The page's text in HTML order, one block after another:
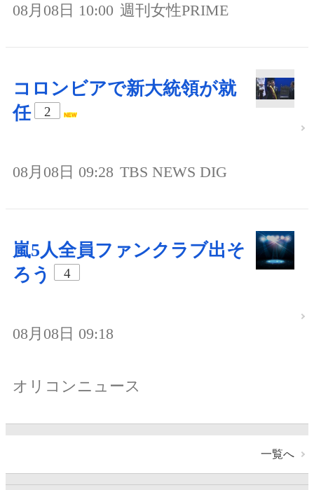
08月08日 10:00 週刊女性PRIME
コロンビアで新大統領が就
任
2
08月08日 09:28 TBS NEWS DIG
嵐5人全員ファンクラブ出そ
ろう
4
08月08日 09:18
オリコンニュース
一覧へ